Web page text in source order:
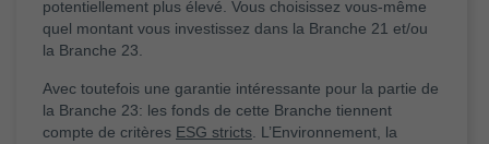
potentiellement plus élevé. Vous choisissez vous-même
quel montant vous investissez dans la Branche 21 et/ou
la Branche 23.
Avec toutefois une garantie intéressante pour la partie de
la Branche 23: les fonds de cette Branche tiennent
compte de critères ESG stricts . L’Environnement, la